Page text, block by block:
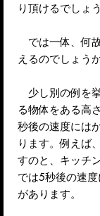
り頂けるでしょう
では一体、何
えるのでしょう
少し別の例を
る物体をある高
秒後の速度には
ります。例えば
すのと、キッチ
では5秒後の速
があります。